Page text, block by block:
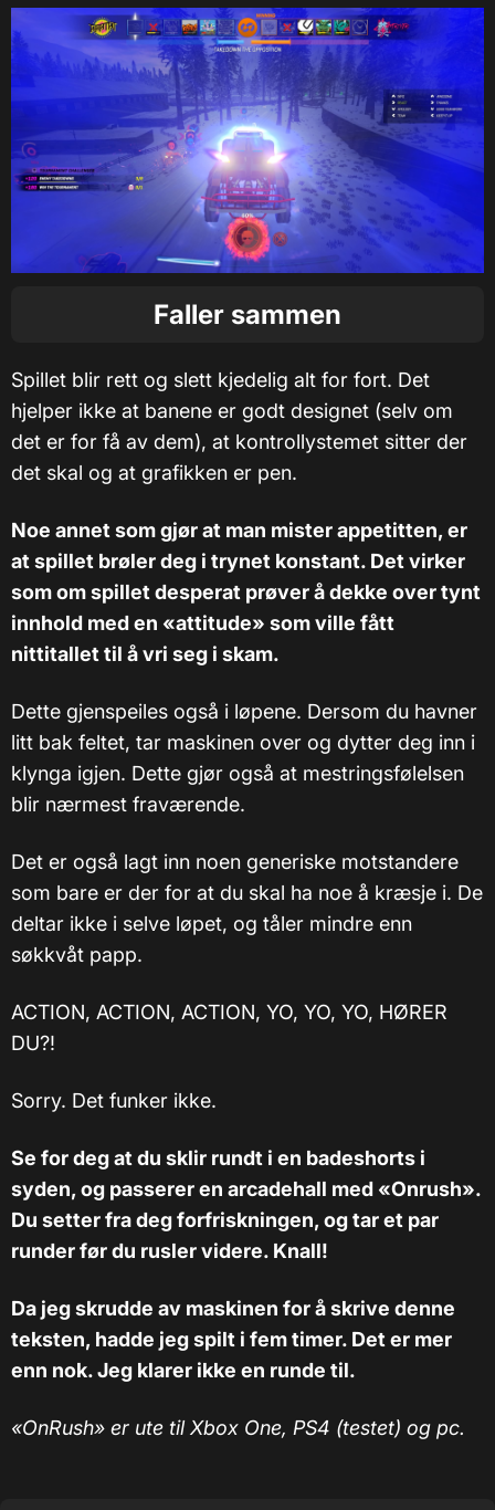
Faller sammen
Spillet blir rett og slett kjedelig alt for fort. Det
hjelper ikke at banene er godt designet (selv om
det er for få av dem), at kontrollystemet sitter der
det skal og at grafikken er pen.
Noe annet som gjør at man mister appetitten, er
at spillet brøler deg i trynet konstant. Det virker
som om spillet desperat prøver å dekke over tynt
innhold med en «attitude» som ville fått
nittitallet til å vri seg i skam.
Dette gjenspeiles også i løpene. Dersom du havner
litt bak feltet, tar maskinen over og dytter deg inn i
klynga igjen. Dette gjør også at mestringsfølelsen
blir nærmest fraværende.
Det er også lagt inn noen generiske motstandere
som bare er der for at du skal ha noe å kræsje i. De
deltar ikke i selve løpet, og tåler mindre enn
søkkvåt papp.
ACTION, ACTION, ACTION, YO, YO, YO, HØRER
DU?!
Sorry. Det funker ikke.
Se for deg at du sklir rundt i en badeshorts i
syden, og passerer en arcadehall med «Onrush».
Du setter fra deg forfriskningen, og tar et par
runder før du rusler videre. Knall!
Da jeg skrudde av maskinen for å skrive denne
teksten, hadde jeg spilt i fem timer. Det er mer
enn nok. Jeg klarer ikke en runde til.
«OnRush» er ute til Xbox One, PS4 (testet) og pc.